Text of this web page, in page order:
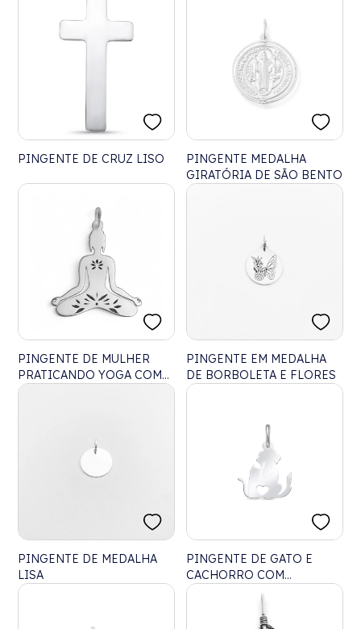
PINGENTE DE CRUZ LISO
PINGENTE MEDALHA
GIRATÓRIA DE SÃO BENTO
PINGENTE DE MULHER
PRATICANDO YOGA COM
DETALHES FLORAIS
PINGENTE EM MEDALHA
DE BORBOLETA E FLORES
PINGENTE DE MEDALHA
LISA
PINGENTE DE GATO E
CACHORRO COM
CORAÇÃO VAZADO